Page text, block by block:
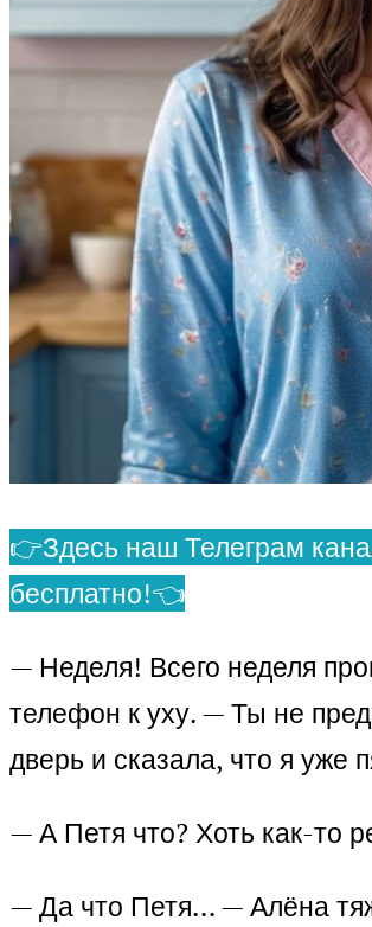
👉Здесь наш Телеграм
бесплатно!👈
— Неделя! Всего неделя
телефон к уху. — Ты не
дверь и сказала, что я уже
— А Петя что? Хоть как-то
— Да что Петя… — Алёна